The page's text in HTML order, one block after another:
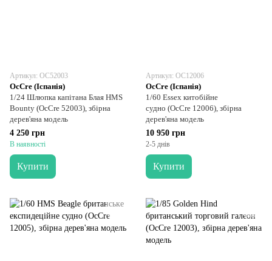
Артикул: OC52003
OcCre (Іспанія)
1/24 Шлюпка капітана Блая HMS
Bounty (OcCre 52003), збірна
дерев'яна модель
4 250 грн
В наявності
Купити
Артикул: OC12006
OcCre (Іспанія)
1/60 Essex китобійне
судно (OcCre 12006), збірна
дерев'яна модель
10 950 грн
2-5 днів
Купити